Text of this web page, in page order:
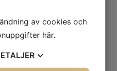
600
680
550
av cookies och
här.